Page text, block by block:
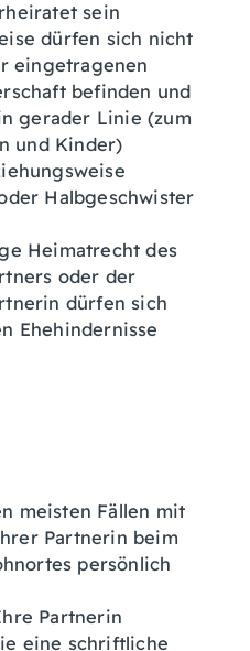
sein
dürfen sich nicht
eingetragenen
befinden und
gerader Linie (zum
und Kinder)
Halbgeschwister
Heimatrecht des
oder der
dürfen sich
Ehehindernisse
meisten Fällen mit
Partnerin beim
persönlich
Partnerin
eine schriftliche